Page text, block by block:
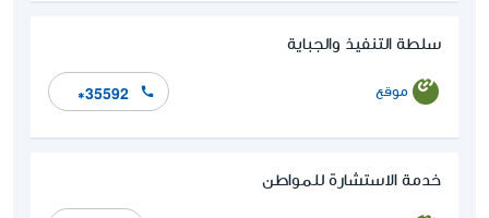
سلطة التنفيذ والجباية
موقع *35592
خدمة الاستشارة للمواطن